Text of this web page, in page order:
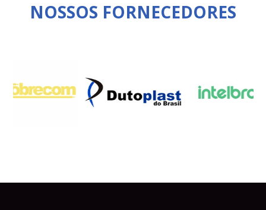
NOSSOS FORNECEDORES